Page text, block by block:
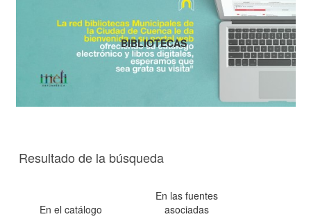
Resultado de la búsqueda
En el catálogo
En las fuentes
asociadas
BIBLIOTECAS